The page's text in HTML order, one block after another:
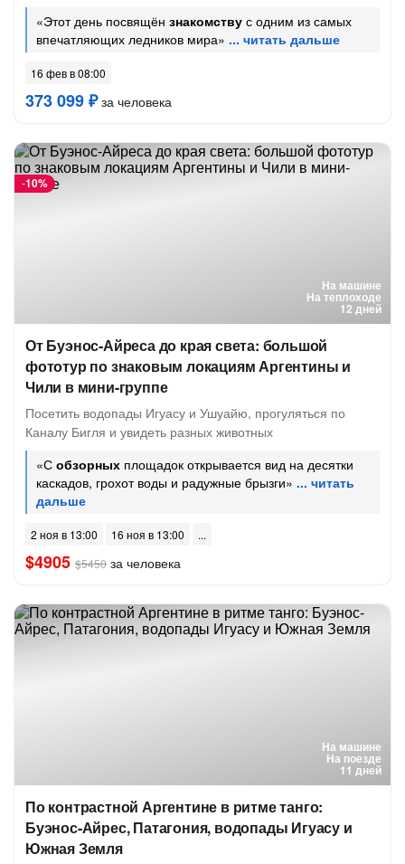
«Этот день посвящён знакомству с одним из самых
впечатляющих ледников мира»
16 фев в 08:00
373 099 ₽за человека
На машине
На теплоходе
12 дней
-10%
От Буэнос-Айреса до края света: большой
фототур по знаковым локациям Аргентины и
Чили в мини-группе
Посетить водопады Игуасу и Ушуайю, прогуляться по
Каналу Бигля и увидеть разных животных
«С обзорных площадок открывается вид на десятки
каскадов, грохот воды и радужные брызги»
2 ноя в 13:00 16 ноя в 13:00
$4905 $5450 за человека
На машине
На поезде
11 дней
По контрастной Аргентине в ритме танго:
Буэнос-Айрес, Патагония, водопады Игуасу и
Южная Земля